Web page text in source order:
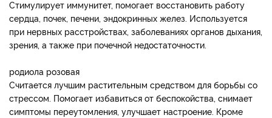
Стимулирует иммунитет, помогает восстановить работу
сердца, почек, печени, эндокринных желез. Используется
при нервных расстройствах, заболеваниях органов дыхания,
зрения, а также при почечной недостаточности.
родиола розовая
Считается лучшим растительным средством для борьбы со
стрессом. Помогает избавиться от беспокойства, снимает
симптомы переутомления, улучшает настроение. Кроме